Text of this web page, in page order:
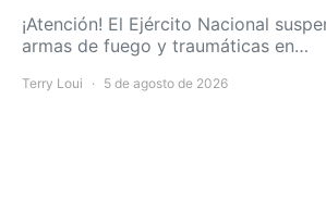
¡Atención! El Ejército Nacional
armas de fuego y traumáticas en…
Terry Loui 5 de agosto de 2026